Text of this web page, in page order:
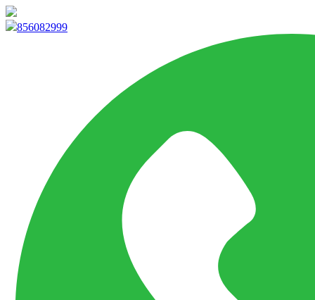
856082999